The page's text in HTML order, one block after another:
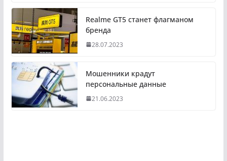
Realme GT5 станет флагманом
бренда
28.07.2023
Мошенники крадут
персональные данные
21.06.2023